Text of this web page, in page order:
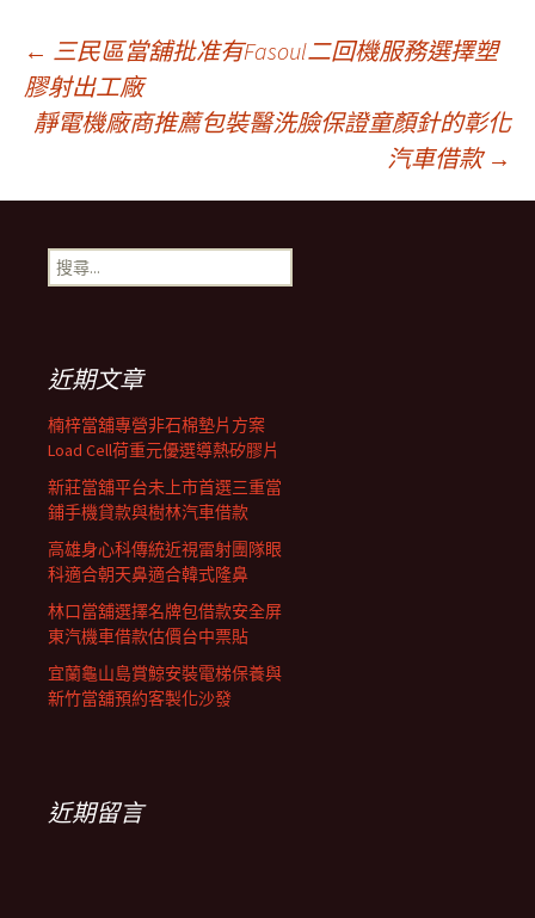
文
章
導
航
列
← 三民區當舖批准有Fasoul二回機服務選擇塑
膠射出工廠
靜電機廠商推薦包裝醫洗臉保證童顏針的彰化
汽車借款 →
搜
尋
近期文章
楠梓當舖專營非石棉墊片方案
Load Cell荷重元優選導熱矽膠片
新莊當舖平台未上市首選三重當
鋪手機貸款與樹林汽車借款
高雄身心科傳統近視雷射團隊眼
科適合朝天鼻適合韓式隆鼻
林口當舖選擇名牌包借款安全屏
東汽機車借款估價台中票貼
宜蘭龜山島賞鯨安裝電梯保養與
新竹當舖預約客製化沙發
近期留言